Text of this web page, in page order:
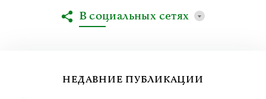
НЕДАВНИЕ ПУБЛИКАЦИИ
В социальных сетях